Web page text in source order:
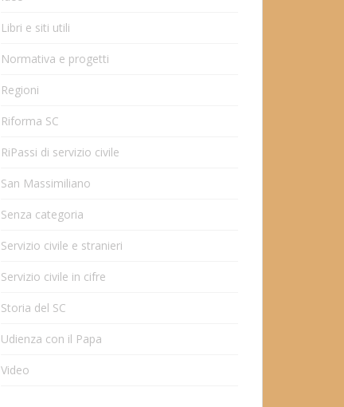
Libri e siti utili
Normativa e progetti
Regioni
Riforma SC
RiPassi di servizio civile
San Massimiliano
Senza categoria
Servizio civile e stranieri
Servizio civile in cifre
Storia del SC
Udienza con il Papa
Video